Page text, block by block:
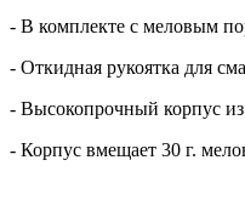
- В комплекте с меловым
- Откидная рукоятка для
- Высокопрочный корпус
- Корпус вмещает 30 г.